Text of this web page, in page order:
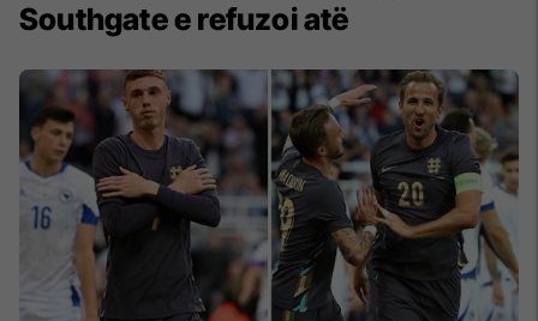
Southgate e refuzoi atë